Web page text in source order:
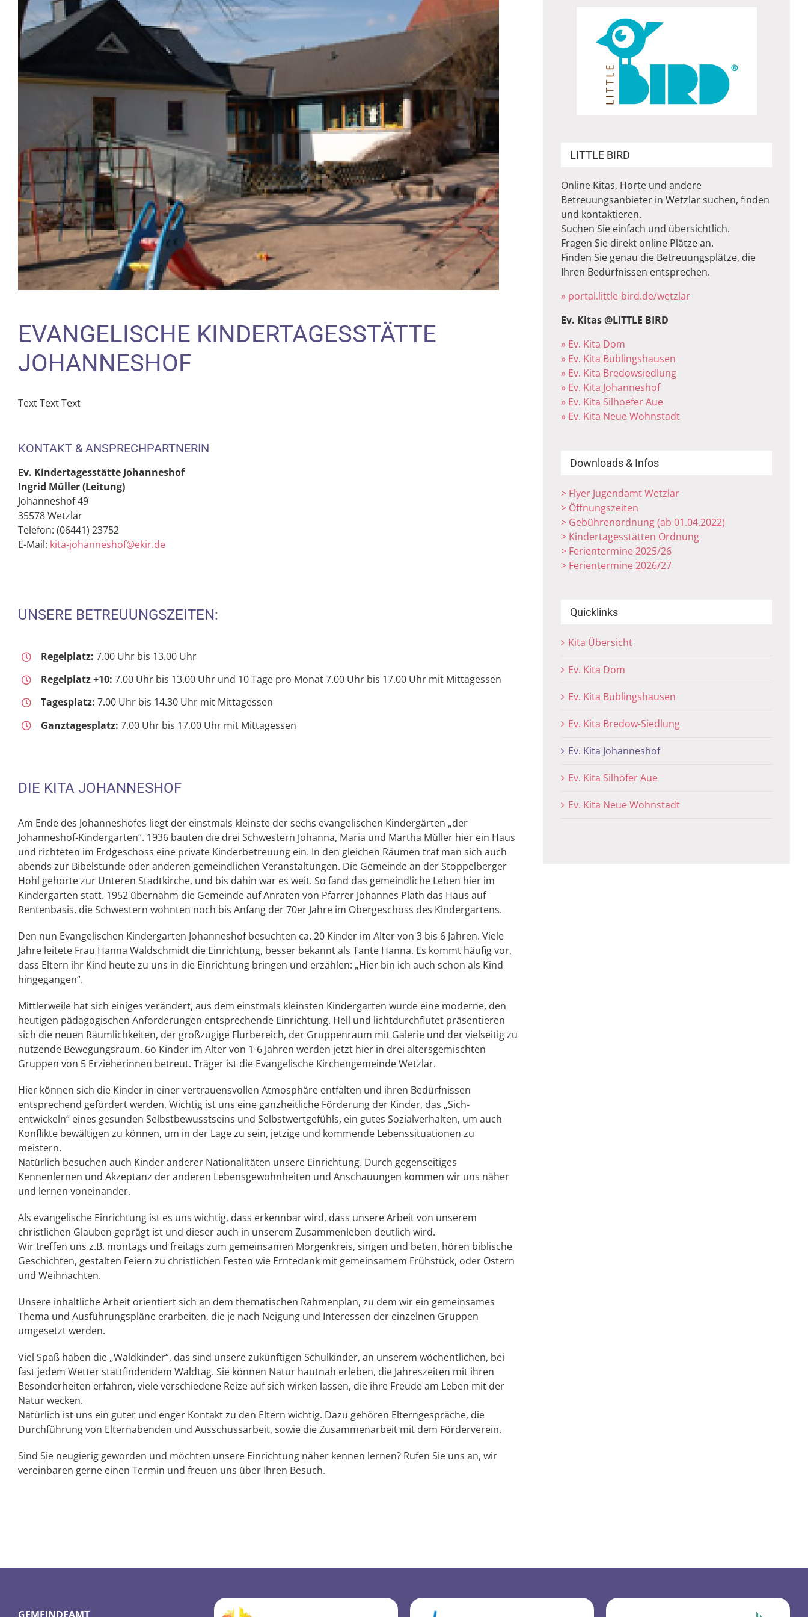
EVANGELISCHE KINDERTAGESSTÄTTE
JOHANNESHOF
Text Text Text
KONTAKT & ANSPRECHPARTNERIN
Ev. Kindertagesstätte Johanneshof
Ingrid Müller (Leitung)
Johanneshof 49
35578 Wetzlar
Telefon: (06441) 23752
E-Mail: kita-johanneshof@ekir.de
UNSERE BETREUUNGSZEITEN:
Regelplatz: 7.00 Uhr bis 13.00 Uhr
Regelplatz +10: 7.00 Uhr bis 13.00 Uhr und 10 Tage pro Monat 7.00 Uhr bis 17.00 Uhr mit Mittagessen
Tagesplatz: 7.00 Uhr bis 14.30 Uhr mit Mittagessen
Ganztagesplatz: 7.00 Uhr bis 17.00 Uhr mit Mittagessen
DIE KITA JOHANNESHOF
Am Ende des Johanneshofes liegt der einstmals kleinste der sechs evangelischen Kindergärten „der
Johanneshof-Kindergarten“. 1936 bauten die drei Schwestern Johanna, Maria und Martha Müller hier ein Haus
und richteten im Erdgeschoss eine private Kinderbetreuung ein. In den gleichen Räumen traf man sich auch
abends zur Bibelstunde oder anderen gemeindlichen Veranstaltungen. Die Gemeinde an der Stoppelberger
Hohl gehörte zur Unteren Stadtkirche, und bis dahin war es weit. So fand das gemeindliche Leben hier im
Kindergarten statt. 1952 übernahm die Gemeinde auf Anraten von Pfarrer Johannes Plath das Haus auf
Rentenbasis, die Schwestern wohnten noch bis Anfang der 70er Jahre im Obergeschoss des Kindergartens.
Den nun Evangelischen Kindergarten Johanneshof besuchten ca. 20 Kinder im Alter von 3 bis 6 Jahren. Viele
Jahre leitete Frau Hanna Waldschmidt die Einrichtung, besser bekannt als Tante Hanna. Es kommt häufig vor,
dass Eltern ihr Kind heute zu uns in die Einrichtung bringen und erzählen: „Hier bin ich auch schon als Kind
hingegangen“.
Mittlerweile hat sich einiges verändert, aus dem einstmals kleinsten Kindergarten wurde eine moderne, den
heutigen pädagogischen Anforderungen entsprechende Einrichtung. Hell und lichtdurchflutet präsentieren
sich die neuen Räumlichkeiten, der großzügige Flurbereich, der Gruppenraum mit Galerie und der vielseitig zu
nutzende Bewegungsraum. 6o Kinder im Alter von 1-6 Jahren werden jetzt hier in drei altersgemischten
Gruppen von 5 Erzieherinnen betreut. Träger ist die Evangelische Kirchengemeinde Wetzlar.
Hier können sich die Kinder in einer vertrauensvollen Atmosphäre entfalten und ihren Bedürfnissen
entsprechend gefördert werden. Wichtig ist uns eine ganzheitliche Förderung der Kinder, das „Sich-
entwickeln“ eines gesunden Selbstbewusstseins und Selbstwertgefühls, ein gutes Sozialverhalten, um auch
Konflikte bewältigen zu können, um in der Lage zu sein, jetzige und kommende Lebenssituationen zu
meistern.
Natürlich besuchen auch Kinder anderer Nationalitäten unsere Einrichtung. Durch gegenseitiges
Kennenlernen und Akzeptanz der anderen Lebensgewohnheiten und Anschauungen kommen wir uns näher
und lernen voneinander.
Als evangelische Einrichtung ist es uns wichtig, dass erkennbar wird, dass unsere Arbeit von unserem
christlichen Glauben geprägt ist und dieser auch in unserem Zusammenleben deutlich wird.
Wir treffen uns z.B. montags und freitags zum gemeinsamen Morgenkreis, singen und beten, hören biblische
Geschichten, gestalten Feiern zu christlichen Festen wie Erntedank mit gemeinsamem Frühstück, oder Ostern
und Weihnachten.
Unsere inhaltliche Arbeit orientiert sich an dem thematischen Rahmenplan, zu dem wir ein gemeinsames
Thema und Ausführungspläne erarbeiten, die je nach Neigung und Interessen der einzelnen Gruppen
umgesetzt werden.
Viel Spaß haben die „Waldkinder“, das sind unsere zukünftigen Schulkinder, an unserem wöchentlichen, bei
fast jedem Wetter stattfindendem Waldtag. Sie können Natur hautnah erleben, die Jahreszeiten mit ihren
Besonderheiten erfahren, viele verschiedene Reize auf sich wirken lassen, die ihre Freude am Leben mit der
Natur wecken.
Natürlich ist uns ein guter und enger Kontakt zu den Eltern wichtig. Dazu gehören Elterngespräche, die
Durchführung von Elternabenden und Ausschussarbeit, sowie die Zusammenarbeit mit dem Förderverein.
Sind Sie neugierig geworden und möchten unsere Einrichtung näher kennen lernen? Rufen Sie uns an, wir
vereinbaren gerne einen Termin und freuen uns über Ihren Besuch.
LITTLE BIRD
Online Kitas, Horte und andere
Betreuungsanbieter in Wetzlar suchen, finden
und kontaktieren.
Suchen Sie einfach und übersichtlich.
Fragen Sie direkt online Plätze an.
Finden Sie genau die Betreuungsplätze, die
Ihren Bedürfnissen entsprechen.
» portal.little-bird.de/wetzlar
Ev. Kitas @LITTLE BIRD
» Ev. Kita Dom
» Ev. Kita Büblingshausen
» Ev. Kita Bredowsiedlung
» Ev. Kita Johanneshof
» Ev. Kita Silhoefer Aue
» Ev. Kita Neue Wohnstadt
Downloads & Infos
> Flyer Jugendamt Wetzlar
> Öffnungszeiten
> Gebührenordnung (ab 01.04.2022)
> Kindertagesstätten Ordnung
> Ferientermine 2025/26
> Ferientermine 2026/27
Quicklinks
Kita Übersicht
Ev. Kita Dom
Ev. Kita Büblingshausen
Ev. Kita Bredow-Siedlung
Ev. Kita Johanneshof
Ev. Kita Silhöfer Aue
Ev. Kita Neue Wohnstadt